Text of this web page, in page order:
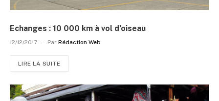
Echanges : 10 000 km à vol d’oiseau
12/12/2017 Par Rédaction Web
LIRE LA SUITE